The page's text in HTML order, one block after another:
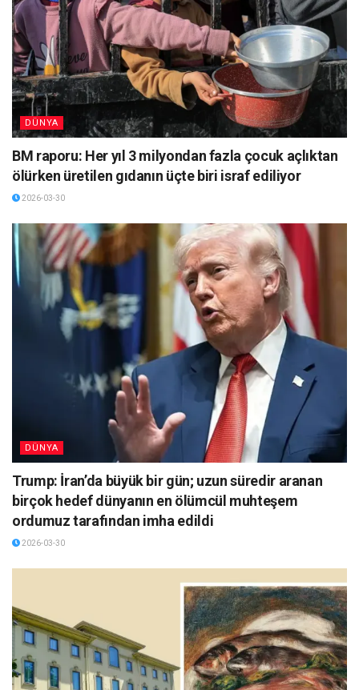
DÜNYA
BM raporu: Her yıl 3 milyondan fazla çocuk açlıktan
ölürken üretilen gıdanın üçte biri israf ediliyor
2026-03-30
DÜNYA
Trump: İran’da büyük bir gün; uzun süredir aranan
birçok hedef dünyanın en ölümcül muhteşem
ordumuz tarafından imha edildi
2026-03-30